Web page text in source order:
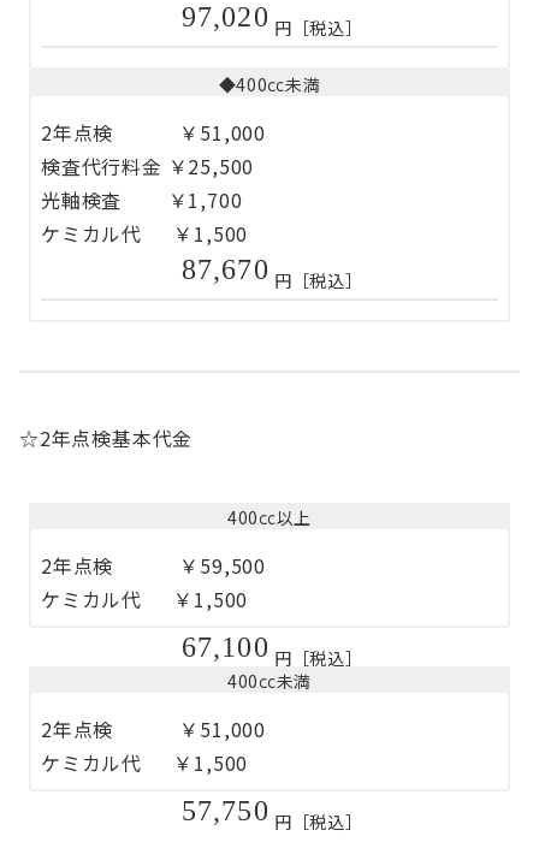
97,020 円［税込］
◆400㏄未満
2年点検 ￥51,000
検査代行料金 ￥25,500
光軸検査 ￥1,700
ケミカル代 ￥1,500
87,670 円［税込］
☆2年点検基本代金
400㏄以上
2年点検 ￥59,500
ケミカル代 ￥1,500
67,100 円［税込］
400㏄未満
2年点検 ￥51,000
ケミカル代 ￥1,500
57,750 円［税込］